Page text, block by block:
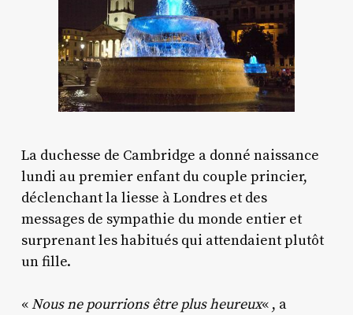
La duchesse de Cambridge a donné naissance
lundi au premier enfant du couple princier,
déclenchant la liesse à Londres et des
messages de sympathie du monde entier et
surprenant les habitués qui attendaient plutôt
un fille.
«Nous ne pourrions être plus heureux« , a